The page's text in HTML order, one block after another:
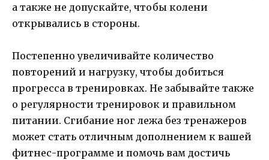
а также не допускайте, чтобы колени
открывались в стороны.
Постепенно увеличивайте количество
повторений и нагрузку, чтобы добиться
прогресса в тренировках. Не забывайте также
о регулярности тренировок и правильном
питании. Сгибание ног лежа без тренажеров
может стать отличным дополнением к вашей
фитнес-программе и помочь вам достичь